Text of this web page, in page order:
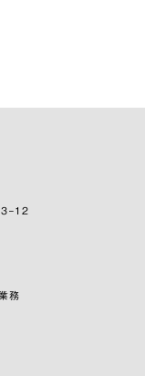
−１２
務